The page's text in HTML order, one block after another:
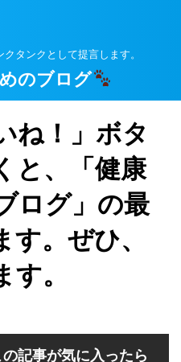
タンクとして提言します。
のブログ
ね！」ボタ
と、「健康
ログ」の最
。ぜひ、
。
の記事が気に入ったら